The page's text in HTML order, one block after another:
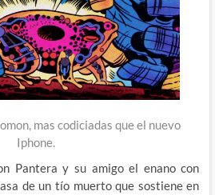
mas codiciadas que el nuevo
Iphone.
Pantera y su amigo el enano con
de un tío muerto que sostiene en